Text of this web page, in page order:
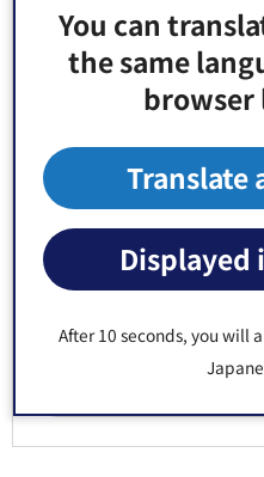
You can
the same
browser
Translate
Displayed
After 10 seconds, you will
より良いウェブサイト
意見をお聞かせください
1：役に立った
2
3：役に立たなかった
このページの情報は見つけや
1：見つけやすかった